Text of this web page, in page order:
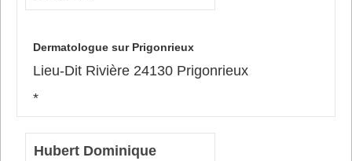
Dermatologue sur Prigonrieux
Lieu-Dit Rivière 24130 Prigonrieux
*
Hubert Dominique